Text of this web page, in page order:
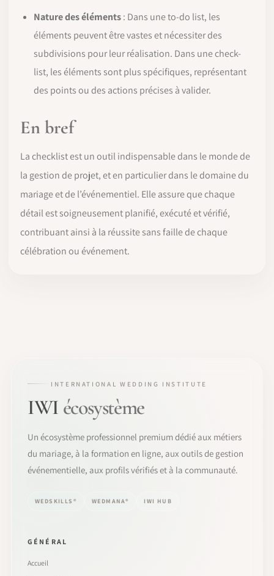
Nature des éléments: Dans une to-do list, les
éléments peuvent être vastes et nécessiter des
subdivisions pour leur réalisation. Dans une check-
list, les éléments sont plus spécifiques, représentant
des points ou des actions précises à valider.
En bref
La checklist est un outil indispensable dans le monde de
la gestion de projet, et en particulier dans le domaine du
mariage et de l’événementiel. Elle assure que chaque
détail est soigneusement planifié, exécuté et vérifié,
contribuant ainsi à la réussite sans faille de chaque
célébration ou événement.
INTERNATIONAL WEDDING INSTITUTE
IWI écosystème
Un écosystème professionnel premium dédié aux métiers
du mariage, à la formation en ligne, aux outils de gestion
événementielle, aux profils vérifiés et à la communauté.
WEDSKILLS® WEDMANA® IWI HUB
GÉNÉRAL
Accueil